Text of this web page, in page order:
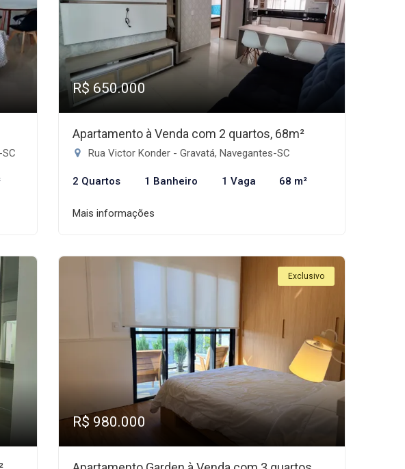
R$ 650.000
Apartamento à Venda com 2 quartos, 68m²
Rua Victor Konder - Gravatá, Navegantes-SC
2 Quartos 1 Banheiro 1 Vaga 68 m²
Mais informações
Exclusivo
R$ 980.000